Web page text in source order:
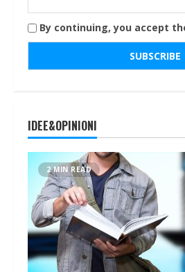
By continuing, you accept
IDEE&OPINIONI
2 MIN READ